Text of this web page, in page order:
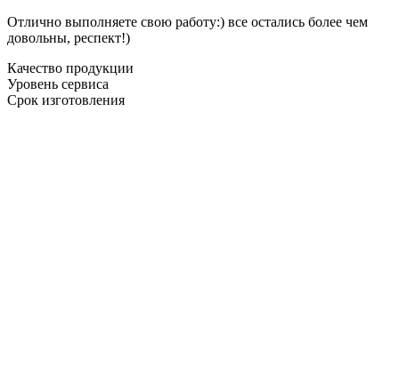
Отлично выполняете свою работу:) все остались более чем
довольны, респект!)
Качество продукции
Уровень сервиса
Срок изготовления